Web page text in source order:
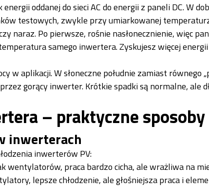
oddanej do sieci AC do energii z paneli DC. W
testowych, zwykle przy umiarkowanej
naraz. Po pierwsze, rośnie nasłonecznienie, więc
samego inwertera. Zyskujesz więcej
w aplikacji. W słoneczne południe zamiast równego
gorący inwerter. Krótkie spadki są normalne, ale
– praktyczne
inwerterach
inwerterów PV:
wentylatorów, praca bardzo cicha, ale wrażliwa na
lepsze chłodzenie, ale głośniejsza praca i